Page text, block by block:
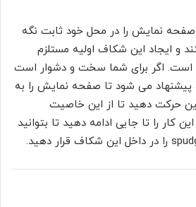
نمایش را در محل خود ثابت نگه
و ایجاد این شکاف اولیه مستلزم
است. اگر برای شما سخت و دشوار است
پیشنهاد می شود تا صفحه نمایش را به
حرکت دهید تا از این خاصیت
کار را تا جایی ادامه دهید تا بتوانید